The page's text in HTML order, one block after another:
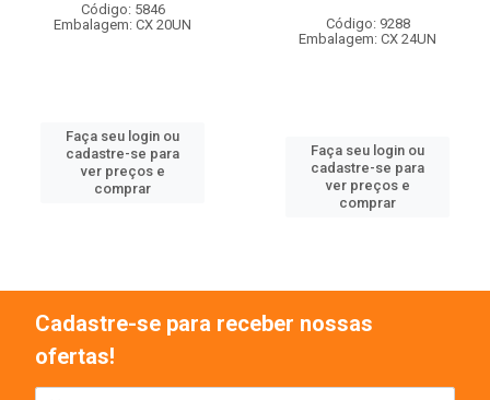
Código: 5846
Embalagem: CX 20UN
Faça seu login ou
cadastre-se para
ver preços e
comprar
Código: 9288
Embalagem: CX 24UN
Faça seu login ou
cadastre-se para
ver preços e
comprar
Cadastre-se para receber nossas
ofertas!